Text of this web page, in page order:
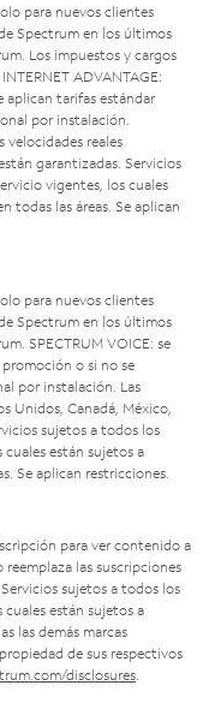
para nuevos clientes
Spectrum en los últimos
Los impuestos y cargos
ADVANTAGE:
aplican tarifas estándar
por instalación.
velocidades reales
garantizadas. Servicios
vigentes, los cuales
todas las áreas. Se aplican
para nuevos clientes
Spectrum en los últimos
SPECTRUM VOICE: se
o si no se
por instalación. Las
Unidos, Canadá, México,
sujetos a todos los
están sujetos a
Se aplican restricciones.
para ver contenido a
las suscripciones
sujetos a todos los
están sujetos a
las demás marcas
de sus respectivos
disclosures